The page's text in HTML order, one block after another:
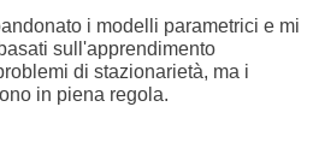
i modelli parametrici e mi
sull'apprendimento
di stazionarietà, ma i
in piena regola.